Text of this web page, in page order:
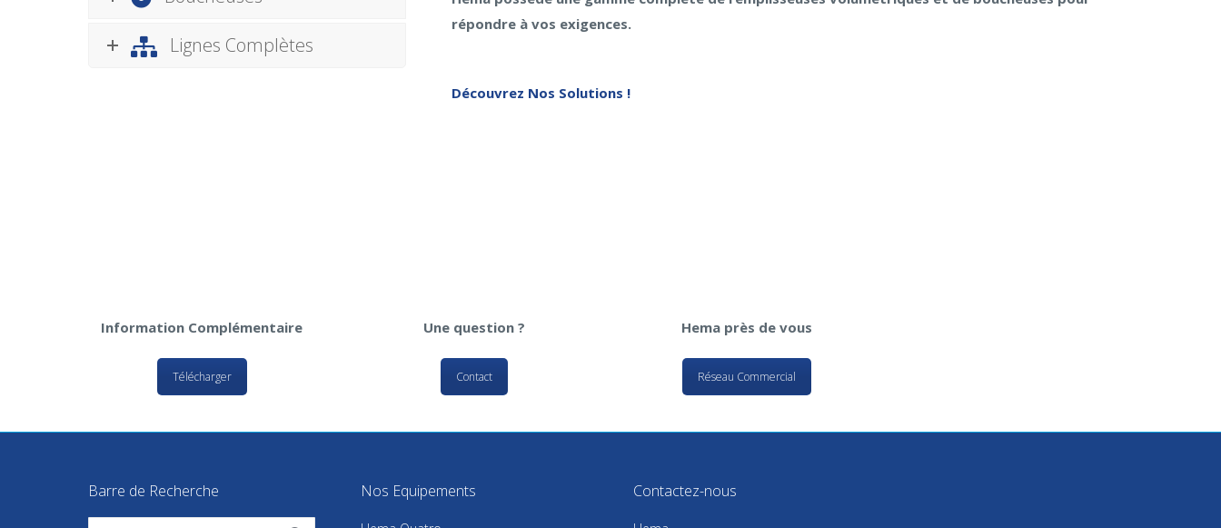
Lignes Complètes
répondre à vos exigences.
Découvrez Nos Solutions !
Information Complémentaire
Télécharger
Une question ?
Contact
Hema près de vous
Réseau Commercial
Barre de Recherche Nos Equipements Contactez-nous